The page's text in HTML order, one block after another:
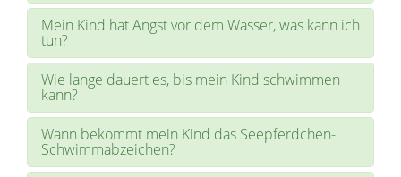
Mein Kind hat Angst vor dem Wasser, was kann ich
tun?
Wie lange dauert es, bis mein Kind schwimmen
kann?
Wann bekommt mein Kind das Seepferdchen-
Schwimmabzeichen?